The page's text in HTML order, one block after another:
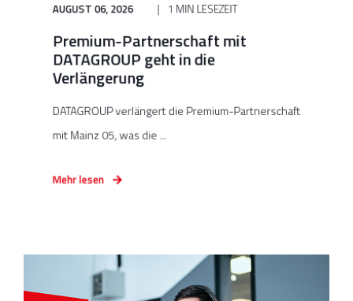
AUGUST 06, 2026 1 MIN LESEZEIT
Premium-Partnerschaft mit
DATAGROUP geht in die
Verlängerung
DATAGROUP verlängert die Premium-Partnerschaft
mit Mainz 05, was die ...
Mehr lesen